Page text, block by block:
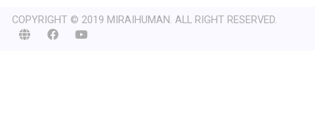
COPYRIGHT © 2019 MIRAIHUMAN. ALL RIGHT RESERVED.